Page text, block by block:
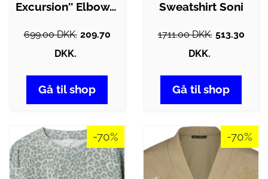
Excursion'' Elbow Slit Heavy…
699.00 DKK. 209.70
DKK.
Gå til shop
Sweatshirt Soni
1711.00 DKK. 513.30
DKK.
Gå til shop
-70% -70%